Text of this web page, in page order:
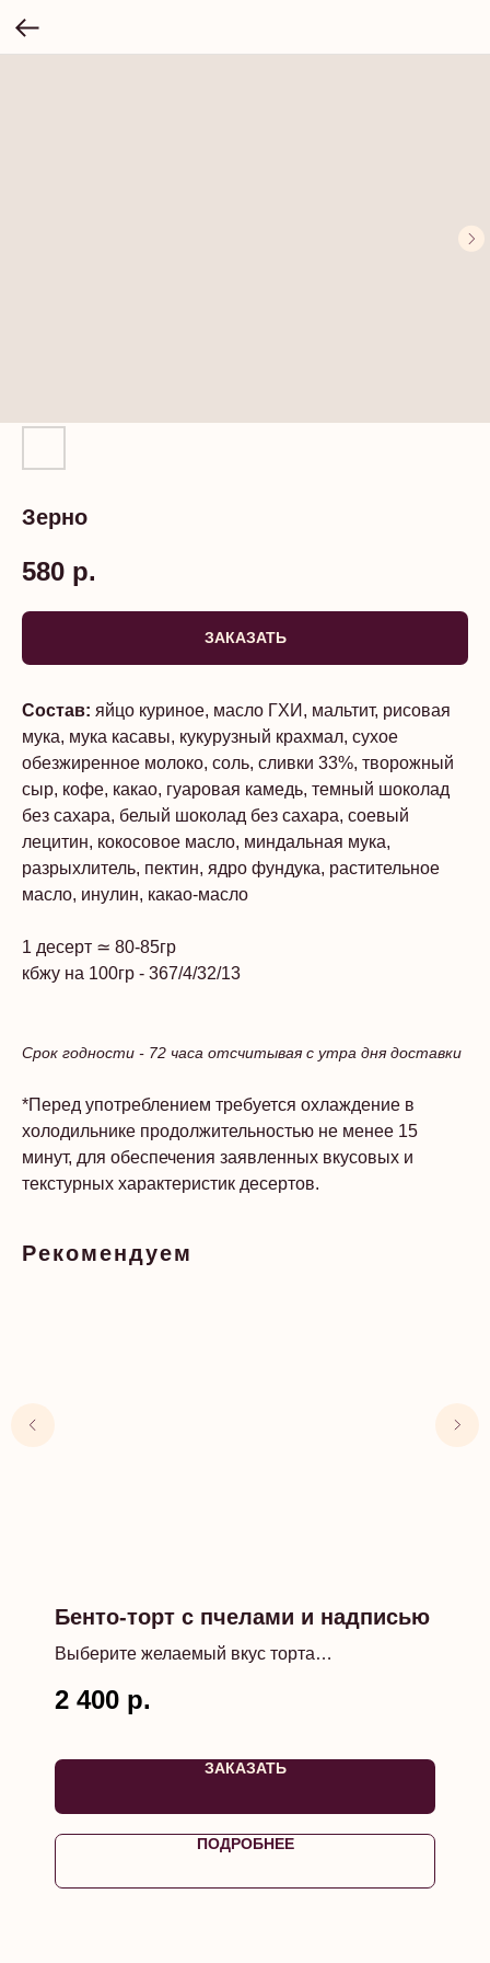
Зерно
580 р.
ЗАКАЗАТЬ
Состав: яйцо куриное, масло ГХИ, мальтит, рисовая
мука, мука касавы, кукурузный крахмал, сухое
обезжиренное молоко, соль, сливки 33%, творожный
сыр, кофе, какао, гуаровая камедь, темный шоколад
без сахара, белый шоколад без сахара, соевый
лецитин, кокосовое масло, миндальная мука,
разрыхлитель, пектин, ядро фундука, растительное
масло, инулин, какао-масло
1 десерт ≃ 80-85гр
кбжу на 100гр - 367/4/32/13
Срок годности - 72 часа отсчитывая с утра дня доставки
*Перед употреблением требуется охлаждение в
холодильнике продолжительностью не менее 15
минут, для обеспечения заявленных вкусовых и
текстурных характеристик десертов.
Рекомендуем
Бенто-торт с пчелами и надписью
Выберите желаемый вкус торта
подтверждении заказа
2 400 р.
ЗАКАЗАТЬ
ПОДРОБНЕЕ